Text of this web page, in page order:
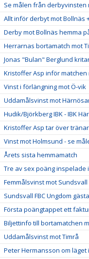
Se målen från derbyvinsten
Allt inför derbyt mot Bollnäs
Derby mot Bollnäs hemma
Herrarnas bortamatch mot
Jonas "Bulan" Berglund
Kristoffer Asp inför matchen
Vinst i förlängning mot Ö-vik
Uddamålsvinst mot
Hudik/Björkberg IBK - IBK
Kristoffer Asp tar över
Vinst mot Holmsund - se
Årets sista hemmamatch
Tre av sex poäng inspelade
Femmålsvinst mot Sundsvall
Sundsvall FBC Ungdom
Första poängtappet ett
Biljettinfo till bortamatchen
Uddamålsvinst mot Timrå
Peter Hermansson om